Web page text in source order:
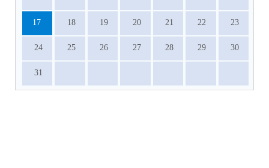
17 18 19 20 21 22 23
24 25 26 27 28 29 30
31